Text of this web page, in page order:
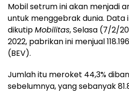
Mobil setrum ini akan menjadi
untuk menggebrak dunia. Data
dikutipMobilitas, Selasa (7/2/
2022, pabrikan ini menjual
(BEV).
Jumlah itu meroket 44,3%
sebelumnya, yang sebanyak